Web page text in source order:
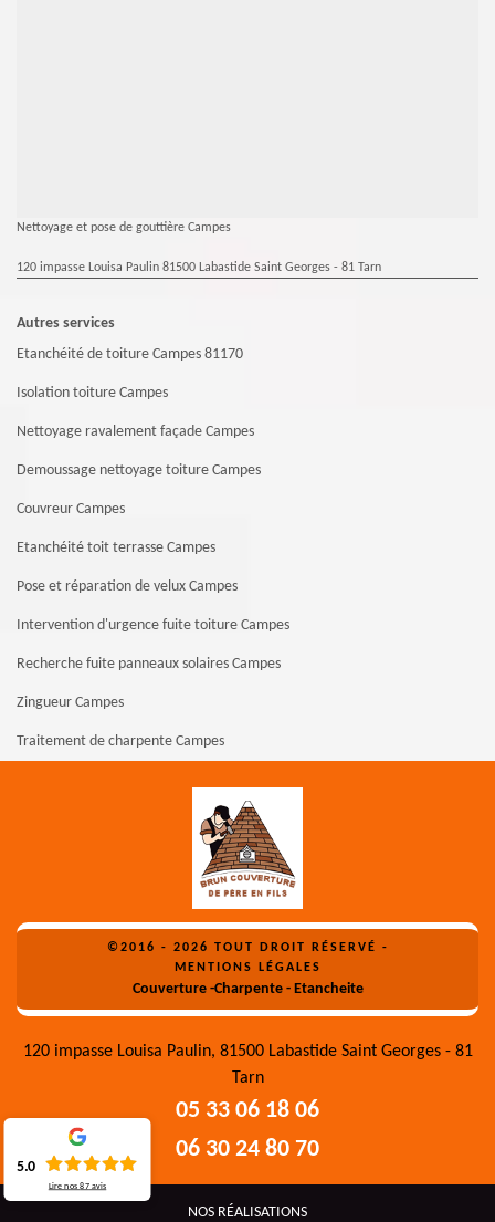
NOS RÉALISATIONS
Nettoyage et pose de gouttière Campes
120 impasse Louisa Paulin 81500 Labastide Saint Georges - 81 Tarn
Autres services
Etanchéité de toiture Campes 81170
Isolation toiture Campes
Nettoyage ravalement façade Campes
Demoussage nettoyage toiture Campes
Couvreur Campes
Etanchéité toit terrasse Campes
Pose et réparation de velux Campes
Intervention d'urgence fuite toiture Campes
Recherche fuite panneaux solaires Campes
Zingueur Campes
Traitement de charpente Campes
©2016 - 2026 TOUT DROIT RÉSERVÉ -
MENTIONS LÉGALES
Couverture -Charpente - Etancheite
120 impasse Louisa Paulin, 81500 Labastide Saint Georges - 81
Tarn
05 33 06 18 06
06 30 24 80 70
5.0
Lire nos87 avis